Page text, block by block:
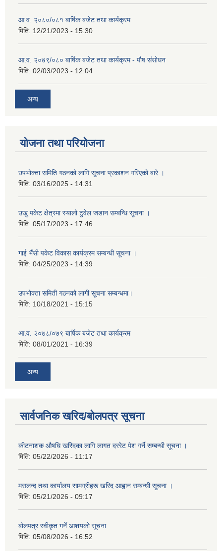
आ.व. २०८०/०८१ बार्षिक बजेट तथा कार्यक्रम
मिति: 12/21/2023 - 15:30
आ.व. २०७९/०८० बार्षिक बजेट तथा कार्यक्रम - पौष संसोधन
मिति: 02/03/2023 - 12:04
अन्य
योजना तथा परियोजना
उपभोक्ता समिति गठनको लागि सूचना प्रकाशन गरिएको बारे ।
मिति: 03/16/2025 - 14:31
उखु पकेट क्षेत्रमा स्यालो टुवेल जडान सम्बन्धि सूचना ।
मिति: 05/17/2023 - 17:46
गाई भैंसी पकेट विकास कार्यक्रम सम्बन्धी सूचना ।
मिति: 04/25/2023 - 14:39
उपभोक्ता समिती गठनको लागी सूचना सम्बन्धमा।
मिति: 10/18/2021 - 15:15
आ.व. २०७८/०७९ बार्षिक बजेट तथा कार्यक्रम
मिति: 08/01/2021 - 16:39
अन्य
सार्वजनिक खरिद/बोलपत्र सूचना
कीटनाशक औषधि खरिदका लागि लागत दररेट पेश गर्ने सम्बन्धी सूचना ।
मिति: 05/22/2026 - 11:17
मसलन्द तथा कार्यालय सामग्रीहरू खरिद आह्वान सम्बन्धी सूचना ।
मिति: 05/21/2026 - 09:17
बोलपत्र स्वीकृत गर्ने आशयको सूचना
मिति: 05/08/2026 - 16:52